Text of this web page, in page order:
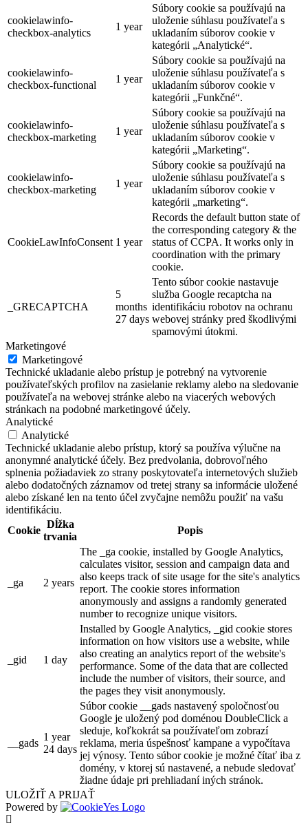
cookielawinfo-
checkbox-analytics
1 year
Súbory cookie sa používajú na
uloženie súhlasu používateľa s
ukladaním súborov cookie v
kategórii „Analytické“.
cookielawinfo-
checkbox-functional
1 year
Súbory cookie sa používajú na
uloženie súhlasu používateľa s
ukladaním súborov cookie v
kategórii „Funkčné“.
cookielawinfo-
checkbox-marketing
1 year
Súbory cookie sa používajú na
uloženie súhlasu používateľa s
ukladaním súborov cookie v
kategórii „Marketing“.
cookielawinfo-
checkbox-marketing
1 year
Súbory cookie sa používajú na
uloženie súhlasu používateľa s
ukladaním súborov cookie v
kategórii „marketing“.
CookieLawInfoConsent 1 year
Records the default button state of
the corresponding category & the
status of CCPA. It works only in
coordination with the primary
cookie.
_GRECAPTCHA
5
months
27 days
Tento súbor cookie nastavuje
služba Google recaptcha na
identifikáciu robotov na ochranu
webovej stránky pred škodlivými
spamovými útokmi.
Marketingové
Marketingové
Technické ukladanie alebo prístup je potrebný na vytvorenie
používateľských profilov na zasielanie reklamy alebo na sledovanie
používateľa na webovej stránke alebo na viacerých webových
stránkach na podobné marketingové účely.
Analytické
Analytické
Technické ukladanie alebo prístup, ktorý sa používa výlučne na
anonymné analytické účely. Bez predvolania, dobrovoľného
splnenia požiadaviek zo strany poskytovateľa internetových služieb
alebo dodatočných záznamov od tretej strany sa informácie uložené
alebo získané len na tento účel zvyčajne nemôžu použiť na vašu
identifikáciu.
Cookie
Dĺžka
trvania
Popis
_ga 2 years
The _ga cookie, installed by Google Analytics,
calculates visitor, session and campaign data and
also keeps track of site usage for the site's analytics
report. The cookie stores information
anonymously and assigns a randomly generated
number to recognize unique visitors.
_gid 1 day
Installed by Google Analytics, _gid cookie stores
information on how visitors use a website, while
also creating an analytics report of the website's
performance. Some of the data that are collected
include the number of visitors, their source, and
the pages they visit anonymously.
__gads
1 year
24 days
Súbor cookie __gads nastavený spoločnosťou
Google je uložený pod doménou DoubleClick a
sleduje, koľkokrát sa používateľom zobrazí
reklama, meria úspešnosť kampane a vypočítava
jej výnosy. Tento súbor cookie je možné čítať iba z
domény, v ktorej sú nastavené, a nebude sledovať
žiadne údaje pri prehliadaní iných stránok.
ULOŽIŤ A PRIJAŤ
Powered by